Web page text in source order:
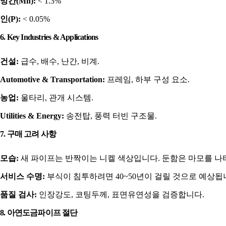
인(P): < 0.05%
6. Key Industries & Applications
건설: 급수, 배수, 난간, 비계.
Automotive & Transportation: 프레임, 하부 구성 요소.
농업: 울타리, 관개 시스템.
Utilities & Energy: 송전탑, 풍력 터빈 구조물.
7. 구매 고려 사항
모습: 새 파이프는 반짝이는 니켈 색상입니다. 둔함은 마모를 나
서비스 수명: 부식이 침투하려면 40~50년이 걸릴 것으로 예상됩
품질 검사: 인장강도, 코팅두께, 표면유연성을 검증합니다.
8. 아연도금파이프 절단